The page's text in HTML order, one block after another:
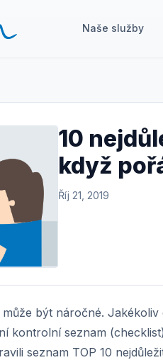
Naše služby
tmavý režim
10
když
Říj 21, 2019
být náročné.
kontrolní seznam
seznam TOP 10